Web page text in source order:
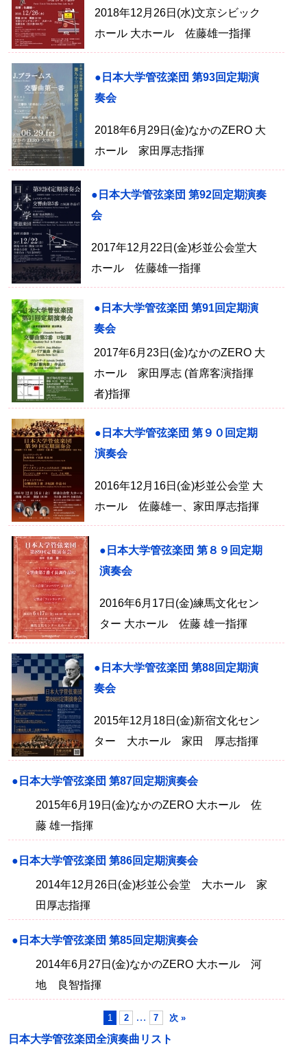
2018年12月26日(水)文京シビック
ホール 大ホール 佐藤雄一指揮
●日本大学管弦楽団 第93回定期演
奏会
2018年6月29日(金)なかのZERO 大
ホール 家田厚志指揮
●日本大学管弦楽団 第92回定期演奏
会
2017年12月22日(金)杉並公会堂大
ホール 佐藤雄一指揮
●日本大学管弦楽団 第91回定期演
奏会
2017年6月23日(金)なかのZERO 大
ホール 家田厚志 (首席客演指揮
者)指揮
●日本大学管弦楽団 第９０回定期
演奏会
2016年12月16日(金)杉並公会堂 大
ホール 佐藤雄一、家田厚志指揮
●日本大学管弦楽団 第８９回定期
演奏会
2016年6月17日(金)練馬文化セン
ター 大ホール 佐藤 雄一指揮
●日本大学管弦楽団 第88回定期演
奏会
2015年12月18日(金)新宿文化セン
ター 大ホール 家田 厚志指揮
●日本大学管弦楽団 第87回定期演奏会
2015年6月19日(金)なかのZERO 大ホール 佐
藤 雄一指揮
●日本大学管弦楽団 第86回定期演奏会
2014年12月26日(金)杉並公会堂 大ホール 家
田厚志指揮
●日本大学管弦楽団 第85回定期演奏会
2014年6月27日(金)なかのZERO 大ホール 河
地 良智指揮
1 2 … 7 次 »
日本大学管弦楽団全演奏曲リスト